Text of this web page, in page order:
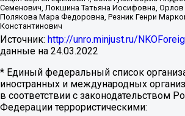
Семенович, Локшина Татьяна Иосифовна, Орлов
Полякова Мара Федоровна, Резник Генри
Константинович
Источник: http://unro.minjust.ru/
данные на 24.03.2022
* Единый федеральный список
иностранных и международных
в соответствии с законодательством
Федерации террористическими: